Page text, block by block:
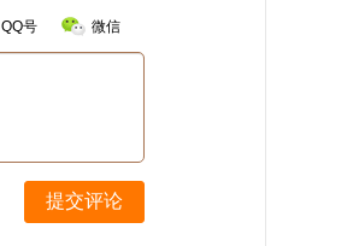
QQ号 微信
提交评论